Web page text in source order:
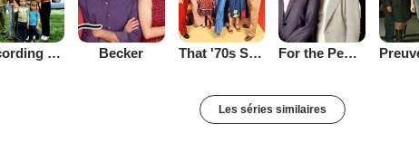
According to Jim Becker That '70s Show For the People (2002)
Les séries similaires